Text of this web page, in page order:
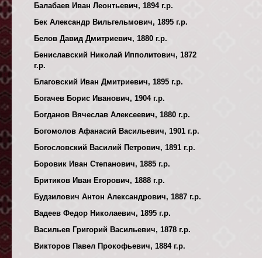
Балабаев Иван Леонтьевич, 1894 г.р.
Бек Александр Вильгельмович, 1895 г.р.
Белов Давид Дмитриевич, 1880 г.р.
Бениславский Николай Ипполитович, 1872
г.р.
Благовский Иван Дмитриевич, 1895 г.р.
Богачев Борис Иванович, 1904 г.р.
Богданов Вячеслав Алексеевич, 1880 г.р.
Богомолов Афанасий Васильевич, 1901 г.р.
Богословский Василий Петрович, 1891 г.р.
Боровик Иван Степанович, 1885 г.р.
Бритиков Иван Егорович, 1888 г.р.
Будзилович Антон Александрович, 1887 г.р.
Вадеев Федор Николаевич, 1895 г.р.
Васильев Григорий Васильевич, 1878 г.р.
Викторов Павел Прокофьевич, 1884 г.р.